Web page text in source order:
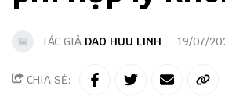
TÁC GIẢ DAO HUU LINH 19/07/
CHIA SẺ: